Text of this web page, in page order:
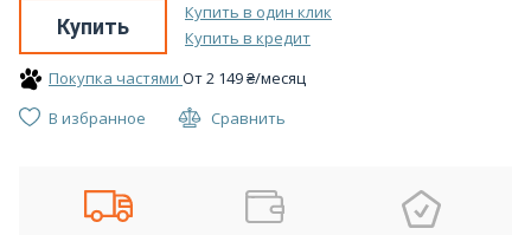
Купить
Купить в один клик
Купить в кредит
Покупка частями От2 149₴/месяц
В избранное
Сравнить